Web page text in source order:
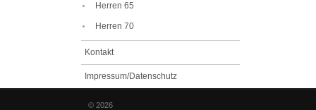
Herren 65
Herren 70
Kontakt
Impressum/Datenschutz
© 2026